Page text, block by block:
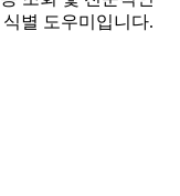
별 도우미입니다.